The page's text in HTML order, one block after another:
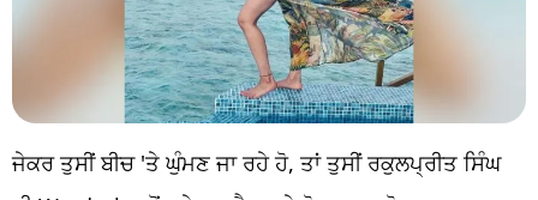
ਜੇਕਰ ਤੁਸੀਂ ਬੀਚ 'ਤੇ ਘੁੰਮਣ ਜਾ ਰਹੇ ਹੋ, ਤਾਂ ਤੁਸੀਂ ਰਕੁਲਪ੍ਰੀਤ ਸਿੰਘ